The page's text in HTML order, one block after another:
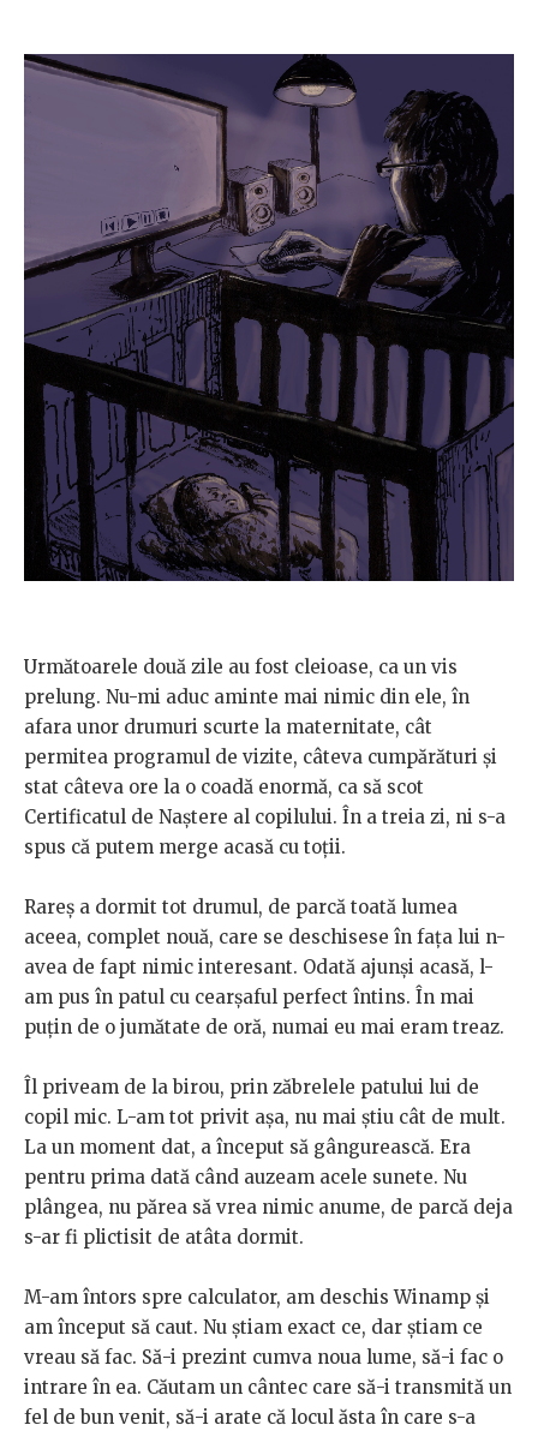
Următoarele două zile au fost cleioase, ca un vis
prelung. Nu-mi aduc aminte mai nimic din ele, în
afara unor drumuri scurte la maternitate, cât
permitea programul de vizite, câteva cumpărături și
stat câteva ore la o coadă enormă, ca să scot
Certificatul de Naștere al copilului. În a treia zi, ni s-a
spus că putem merge acasă cu toții.
Rareș a dormit tot drumul, de parcă toată lumea
aceea, complet nouă, care se deschisese în fața lui n-
avea de fapt nimic interesant. Odată ajunși acasă, l-
am pus în patul cu cearșaful perfect întins. În mai
puțin de o jumătate de oră, numai eu mai eram treaz.
Îl priveam de la birou, prin zăbrelele patului lui de
copil mic. L-am tot privit așa, nu mai știu cât de mult.
La un moment dat, a început să gângurească. Era
pentru prima dată când auzeam acele sunete. Nu
plângea, nu părea să vrea nimic anume, de parcă deja
s-ar fi plictisit de atâta dormit.
M-am întors spre calculator, am deschis Winamp și
am început să caut. Nu știam exact ce, dar știam ce
vreau să fac. Să-i prezint cumva noua lume, să-i fac o
intrare în ea. Căutam un cântec care să-i transmită un
fel de bun venit, să-i arate că locul ăsta în care s-a